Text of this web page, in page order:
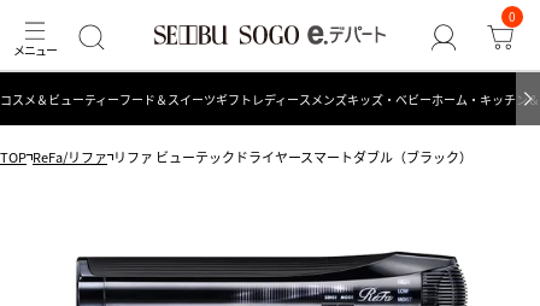
0
コスメ＆ビューティーフード＆スイーツギフト レディース メンズキッズ・ベビーホーム・キッチン
TOP ReFa/リファ リファ ビューテックドライヤースマートダブル（ブラック）